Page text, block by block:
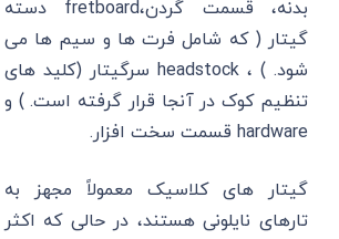
بدنه، قسمت گردن،fretboard دسته
گیتار ( که شامل فرت ها و سیم ها می
شود. ) ، headstock سرگیتار (کلید های
تنظیم کوک در آنجا قرار گرفته است. ) و
hardware قسمت سخت افزار.
گیتار های کلاسیک معمولاً مجهز به
تارهای نایلونی هستند، در حالی که اکثر